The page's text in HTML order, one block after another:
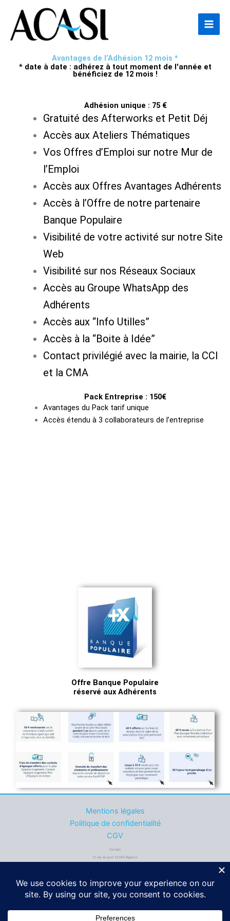
contenu
Avantages de l’Adhésion 12 mois *
* date à date : adhérez à tout moment de l'année et
bénéficiez de 12 mois !
Adhésion unique : 75 €
Gratuité des Afterworks et Petit Déj
Accès aux Ateliers Thématiques
Vos Offres d’Emploi sur notre Mur de
l’Emploi
Accès aux Offres Avantages Adhérents
Accès à l’Offre de notre partenaire
Banque Populaire
Visibilité de votre activité sur notre Site
Web
Visibilité sur nos Réseaux Sociaux
Accès au Groupe WhatsApp des
Adhérents
Accès aux “Info Utilles”
Accès à la “Boite à Idée”
Contact privilégié avec la mairie, la CCI
et la CMA
Pack Entreprise : 150€
Avantages du Pack tarif unique
Accès étendu à 3 collaborateurs de l’entreprise
Offre Banque Populaire
réservé aux Adhérents
Mentions légales
Politique de confidentialité
CGV
Contact
12 rue du port 33380 Biganos
contact@acasi.fr